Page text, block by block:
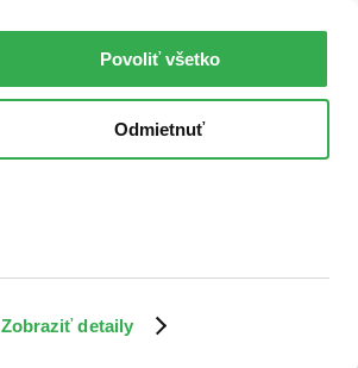
Zobraziť detaily
Povoliť všetko
Odmietnuť